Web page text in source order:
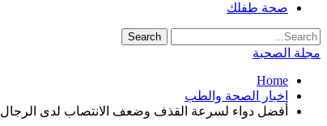
صحة طفلك
مجلة الصحبة
Home
اخبار الصحة والطب
أفضل دواء لسرعة القذف وضعف الانتصاب لدى الرجال